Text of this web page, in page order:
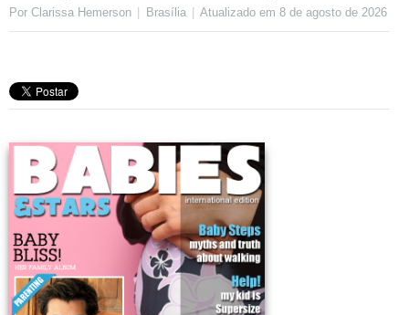
Por Clarissa Hemerson Brasília Atualizado em8 de agosto de 2026